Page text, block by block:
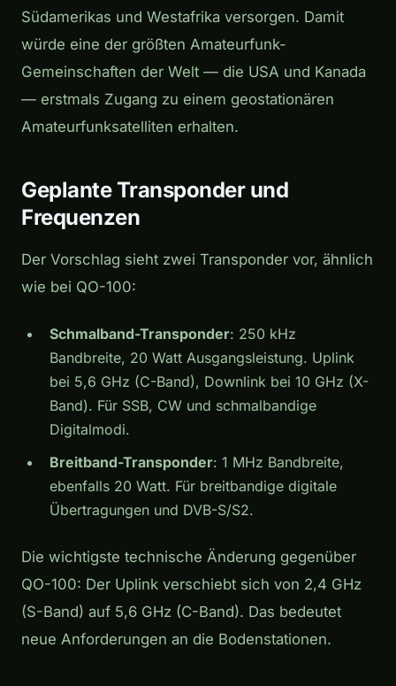
Südamerikas und Westafrika versorgen. Damit
würde eine der größten Amateurfunk-
Gemeinschaften der Welt — die USA und Kanada
— erstmals Zugang zu einem geostationären
Amateurfunksatelliten erhalten.
Geplante Transponder und
Frequenzen
Der Vorschlag sieht zwei Transponder vor, ähnlich
wie bei QO-100:
Schmalband-Transponder: 250 kHz
Bandbreite, 20 Watt Ausgangsleistung. Uplink
bei 5,6 GHz (C-Band), Downlink bei 10 GHz (X-
Band). Für SSB, CW und schmalbandige
Digitalmodi.
Breitband-Transponder: 1 MHz Bandbreite,
ebenfalls 20 Watt. Für breitbandige digitale
Übertragungen und DVB-S/S2.
Die wichtigste technische Änderung gegenüber
QO-100: Der Uplink verschiebt sich von 2,4 GHz
(S-Band) auf 5,6 GHz (C-Band). Das bedeutet
neue Anforderungen an die Bodenstationen.